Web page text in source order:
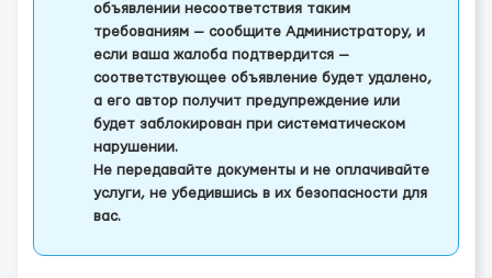
объявлении несоответствия таким
требованиям — сообщите Администратору, и
если ваша жалоба подтвердится —
соответствующее объявление будет удалено,
а его автор получит предупреждение или
будет заблокирован при систематическом
нарушении.
Не передавайте документы и не оплачивайте
услуги, не убедившись в их безопасности для
вас.